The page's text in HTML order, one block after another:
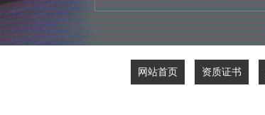
网站首页 资质证书